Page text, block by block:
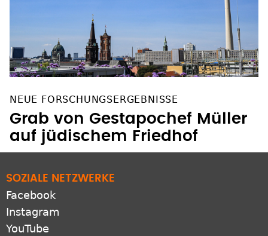
NEUE FORSCHUNGSERGEBNISSE
Grab von Gestapochef Müller
auf jüdischem Friedhof
SOZIALE NETZWERKE
Facebook
Instagram
YouTube